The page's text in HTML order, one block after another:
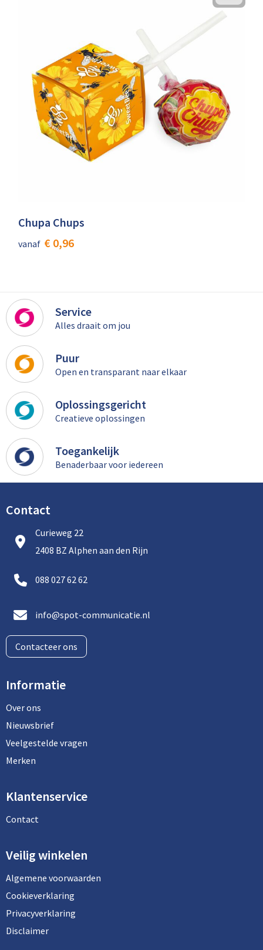
Chupa Chups
vanaf € 0,96
Service
Alles draait om jou
Puur
Open en transparant naar elkaar
Oplossingsgericht
Creatieve oplossingen
Toegankelijk
Benaderbaar voor iedereen
Contact
Curieweg 22
2408 BZ Alphen aan den Rijn
088 027 62 62
info@spot-communicatie.nl
Contacteer ons
Informatie
Over ons
Nieuwsbrief
Veelgestelde vragen
Merken
Klantenservice
Contact
Veilig winkelen
Algemene voorwaarden
Cookieverklaring
Privacyverklaring
Disclaimer